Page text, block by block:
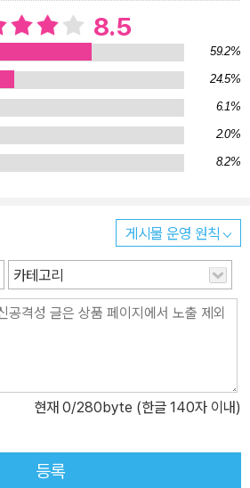
사, 어느 때보다도 긴박하고 강렬한 ‘액
슈들에 직접 다가서고 있다는 점은 예전과
르베르’를 느끼게 한다. 베르베르는 ‘쓰레
하나로 삼아 현대 문명을 은유하고, 그 속
스란히 담아 낸다. 거친 욕설과 엽기적인
로 그려낸 노숙자들의 행태는 적지 않은
하는 초고층 빌딩 몽파르나스 타워, 몽수
곰은 작가 자신이 위험을 무릅쓰고 직접
욱 두드러지는 부분이다. 그러나 이러한
겪는 극적 상황들은 베르베르다운 상상
‘5초 후 사망 확률’을 예언하는 시계는 베
소품이다. 이 시계는 카산드라의 행동을
작 『개미』에서 『아버지들의 아버지』,
지는 과학적 상상력의 세계, 『타나토노트』에
으로 이어지는 신화적 상상력의 세계. 『카산
의 종합을 시도하고 있다는 것이 주목된다.
8.5
59.2%
24.5%
6.1%
2.0%
8.2%
게시물 운영 원칙
카테고리
현재 0/280byte (한글 140자 이내)
등록